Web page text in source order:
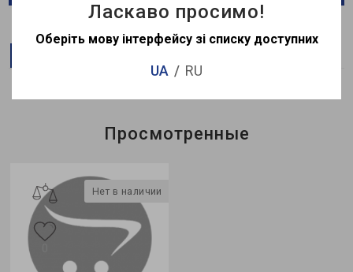
Просмотренные
Нет в наличии
Ласкаво просимо!
Оберіть мову інтерфейсу зі списку доступних
UA RU